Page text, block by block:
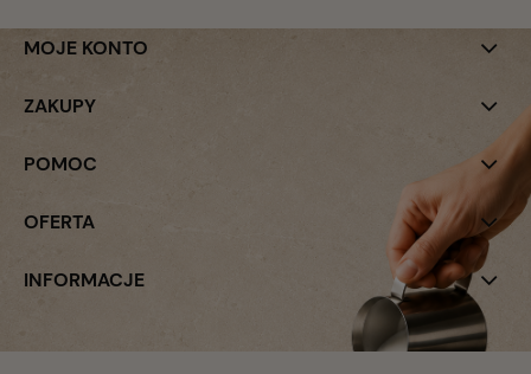
MOJE KONTO
ZAKUPY
POMOC
OFERTA
INFORMACJE